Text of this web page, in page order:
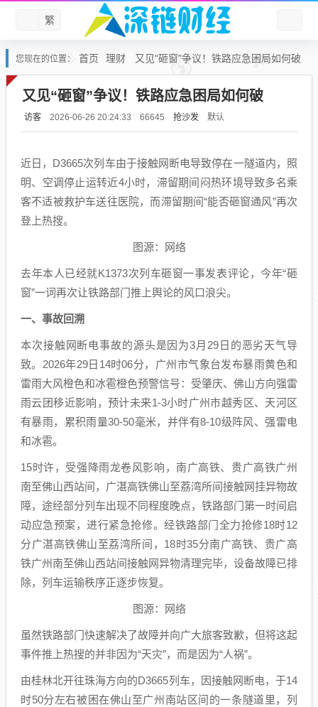
繁
您现在的位置： 首页 理财 又见“砸窗”争议！铁路应急困局如何破
又见“砸窗”争议！铁路应急困局如何破
访客 2026-06-26 20:24:33 66645 抢沙发 默认
近日，D3665次列车由于接触网断电导致停在一隧道内，照
明、空调停止运转近4小时，滞留期间闷热环境导致多名乘
客不适被救护车送往医院，而滞留期间“能否砸窗通风”再次
登上热搜。
图源：网络
去年本人已经就K1373次列车砸窗一事发表评论，今年“砸
窗”一词再次让铁路部门推上舆论的风口浪尖。
一、事故回溯
本次接触网断电事故的源头是因为3月29日的恶劣天气导
致。2026年29日14时06分，广州市气象台发布暴雨黄色和
雷雨大风橙色和冰雹橙色预警信号：受肇庆、佛山方向强雷
雨云团移近影响，预计未来1-3小时广州市越秀区、天河区
有暴雨，累积雨量30-50毫米，并伴有8-10级阵风、强雷电
和冰雹。
15时许，受强降雨龙卷风影响，南广高铁、贵广高铁广州
南至佛山西站间，广湛高铁佛山至荔湾所间接触网挂异物故
障，途经部分列车出现不同程度晚点，铁路部门第一时间启
动应急预案，进行紧急抢修。经铁路部门全力抢修18时12
分广湛高铁佛山至荔湾所间，18时35分南广高铁、贵广高
铁广州南至佛山西站间接触网异物清理完毕，设备故障已排
除，列车运输秩序正逐步恢复。
图源：网络
虽然铁路部门快速解决了故障并向广大旅客致歉，但将这起
事件推上热搜的并非因为“天灾”，而是因为“人祸”。
由桂林北开往珠海方向的D3665列车，因接触网断电，于14
时50分左右被困在佛山至广州南站区间的一条隧道里，列